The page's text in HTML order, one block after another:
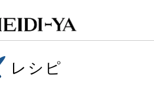
レシピ